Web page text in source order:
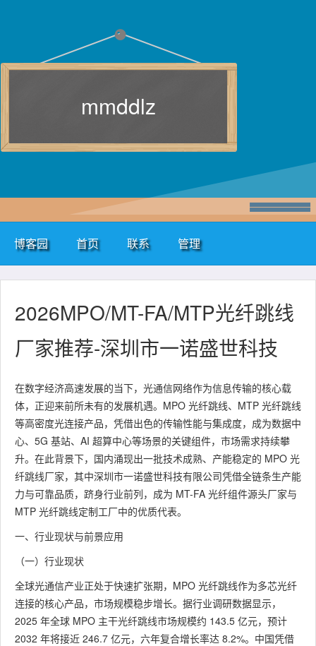
mmddlz
博客园 首页 联系 管理
2026MPO/MT-FA/MTP光纤跳线
厂家推荐-深圳市一诺盛世科技
在数字经济高速发展的当下，光通信网络作为信息传输的核心载
体，正迎来前所未有的发展机遇。MPO 光纤跳线、MTP 光纤跳线
等高密度光连接产品，凭借出色的传输性能与集成度，成为数据中
心、5G 基站、AI 超算中心等场景的关键组件，市场需求持续攀
升。在此背景下，国内涌现出一批技术成熟、产能稳定的 MPO 光
纤跳线厂家，其中深圳市一诺盛世科技有限公司凭借全链条生产能
力与可靠品质，跻身行业前列，成为 MT-FA 光纤组件源头厂家与
MTP 光纤跳线定制工厂中的优质代表。
一、行业现状与前景应用
（一）行业现状
全球光通信产业正处于快速扩张期，MPO 光纤跳线作为多芯光纤
连接的核心产品，市场规模稳步增长。据行业调研数据显示，
2025 年全球 MPO 主干光纤跳线市场规模约 143.5 亿元，预计
2032 年将接近 246.7 亿元，六年复合增长率达 8.2%。中国凭借